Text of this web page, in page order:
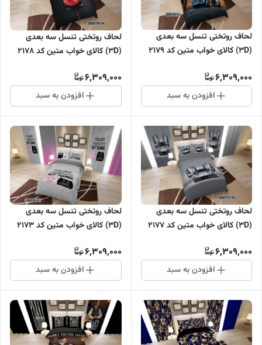
لحاف روتختی تنسل سه بعدی
(3D) کالای خواب متین کد 2179
6,309,000
افزودن به سبد
لحاف روتختی تنسل سه بعدی
(3D) کالای خواب متین کد 2178
6,309,000
افزودن به سبد
لحاف روتختی تنسل سه بعدی
(3D) کالای خواب متین کد 2177
6,309,000
افزودن به سبد
لحاف روتختی تنسل سه بعدی
(3D) کالای خواب متین کد 2173
6,309,000
افزودن به سبد